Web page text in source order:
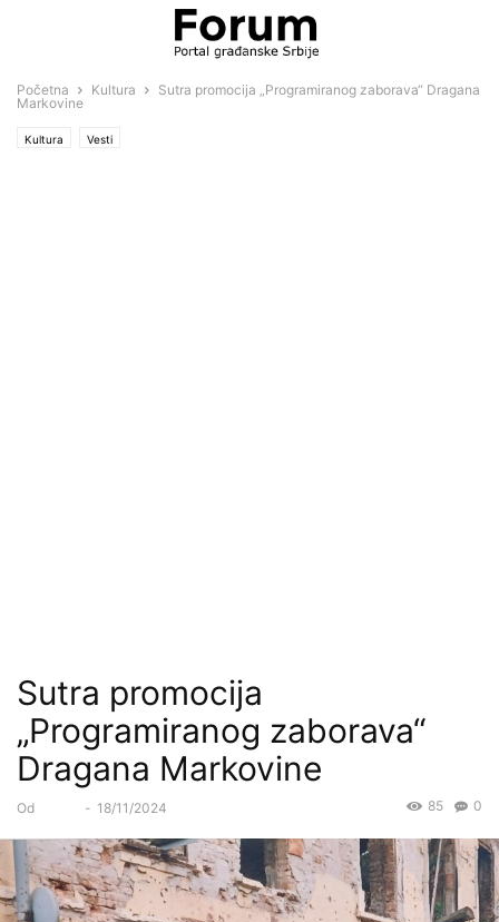
Početna Kultura
Sutra promocija „Programiranog zaborava“ Dragana
Markovine
Kultura Vesti
Sutra promocija
„Programiranog zaborava“
Dragana Markovine
Od - 18/11/2024 0
85